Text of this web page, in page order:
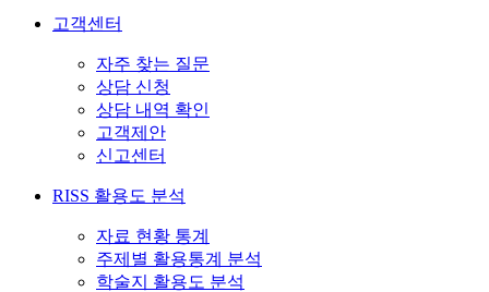
고객센터
자주 찾는 질문
상담 신청
상담 내역 확인
고객제안
신고센터
RISS 활용도 분석
자료 현황 통계
주제별 활용통계 분석
학술지 활용도 분석